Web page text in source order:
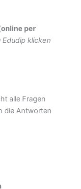
per
klicken
alle Fragen
die Antworten